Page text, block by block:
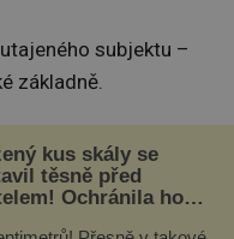
subjektu –
základně.
kus skály se
těsně před
Ochránila ho